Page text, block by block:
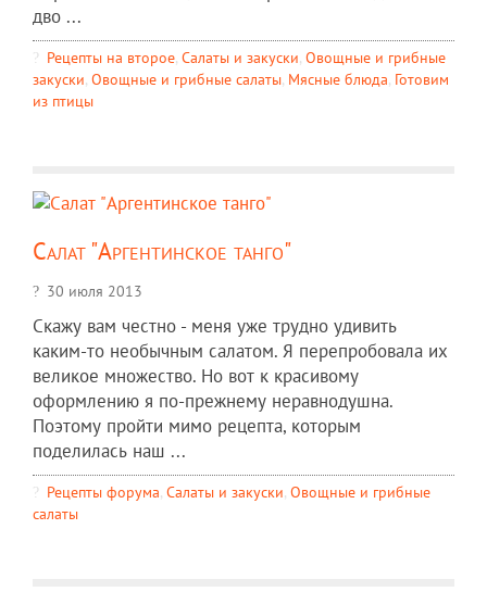
дво ...
Рецепты на второе, Салаты и закуски, Овощные и грибные
закуски, Овощные и грибные салаты, Мясные блюда, Готовим
из птицы
Салат "Аргентинское танго"
30 июля 2013
Скажу вам честно - меня уже трудно удивить
каким-то необычным салатом. Я перепробовала их
великое множество. Но вот к красивому
оформлению я по-прежнему неравнодушна.
Поэтому пройти мимо рецепта, которым
поделилась наш ...
Рецепты форума, Салаты и закуски, Овощные и грибные
салаты